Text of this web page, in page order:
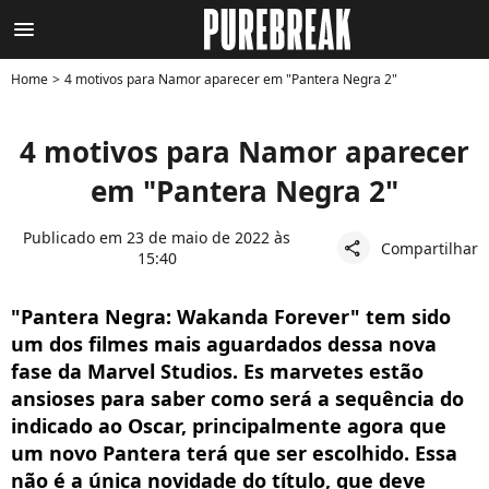
menu
Home 4 motivos para Namor aparecer em "Pantera Negra 2"
4 motivos para Namor aparecer
em "Pantera Negra 2"
Publicado em 23 de maio de 2022 às
15:40
share Compartilhar
"Pantera Negra: Wakanda Forever" tem sido
um dos filmes mais aguardados dessa nova
fase da Marvel Studios. Es marvetes estão
ansioses para saber como será a sequência do
indicado ao Oscar, principalmente agora que
um novo Pantera terá que ser escolhido. Essa
não é a única novidade do título, que deve